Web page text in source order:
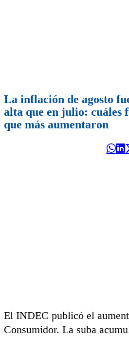
La inflación de agosto
alta que en julio: cuáles
que más aumentaron
El INDEC publicó el
Consumidor. La suba